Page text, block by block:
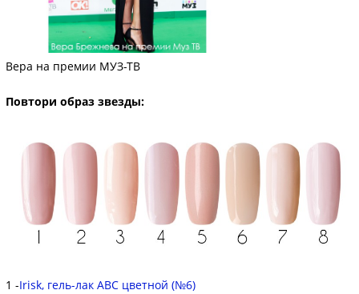
Вера на премии МУЗ-ТВ
Повтори образ звезды:
1 -Irisk, гель-лак АВС цветной (№6)